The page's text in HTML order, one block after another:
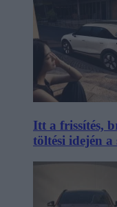
Itt a frissítés,
töltési idején a